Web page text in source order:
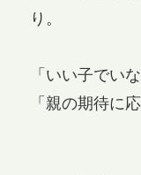
り。
「いい子でい
「親の期待に